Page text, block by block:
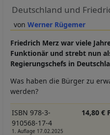
Werner Rügemer
Deutschland und
Friedrich Merz war viele
Funktionär und strebt nun
Regierungschefs in
Was haben die Bürger zu
werden?
ISBN 978-3-
910568-17-4
1. Auflage 17.02.2025
14,80 €